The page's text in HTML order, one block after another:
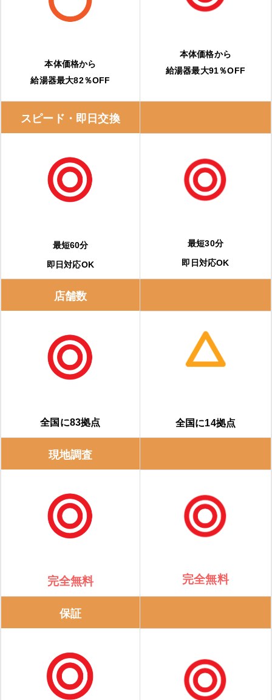
本体価格から
給湯器最大82％OFF
本体価格から
給湯器最大91％OFF
スピード・即日交換
最短60分
即日対応OK
最短30分
即日対応OK
店舗数
全国に83拠点 全国に14拠点
現地調査
完全無料 完全無料
保証